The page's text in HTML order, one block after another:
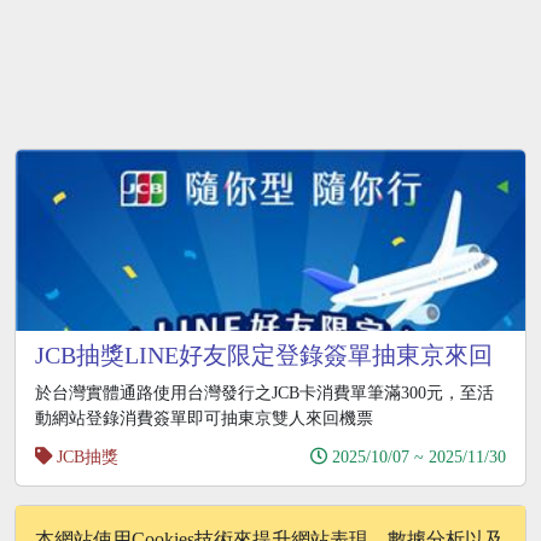
JCB抽獎LINE好友限定登錄簽單抽東京來回
機票、 Switch2
於台灣實體通路使用台灣發行之JCB卡消費單筆滿300元，至活
動網站登錄消費簽單即可抽東京雙人來回機票
JCB抽獎
2025/10/07 ~ 2025/11/30
1